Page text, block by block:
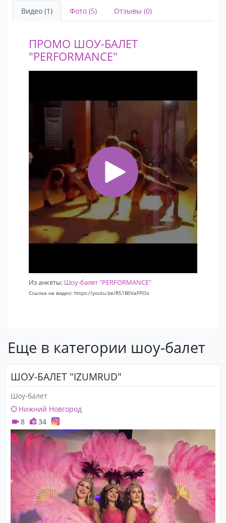
Видео (1) Фото (5) Отзывы (0)
ПРОМО ШОУ-БАЛЕТ
"PERFORMANCE"
Из анкеты: Шоу-балет "PERFORMANCE"
Ссылка на видео: https://youtu.be/R51B0VaFPOo
Еще в категории шоу-балет
ШОУ-БАЛЕТ "IZUMRUD"
Шоу-балет
Нижний Новгород
8
34